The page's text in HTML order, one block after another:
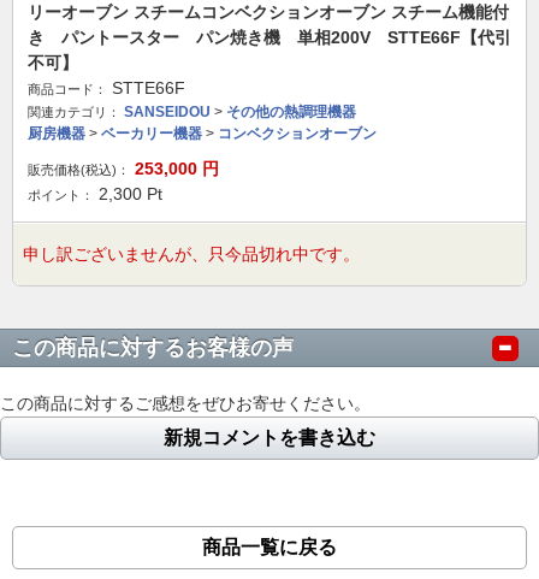
リーオーブン スチームコンベクションオーブン スチーム機能付
き パントースター パン焼き機 単相200V STTE66F【代引
不可】
商品コード： STTE66F
関連カテゴリ： SANSEIDOU > その他の熱調理機器
厨房機器 > ベーカリー機器 > コンベクションオーブン
販売価格(税込)： 253,000 円
ポイント： 2,300 Pt
申し訳ございませんが、只今品切れ中です。
この商品に対するお客様の声
この商品に対するご感想をぜひお寄せください。
新規コメントを書き込む
商品一覧に戻る